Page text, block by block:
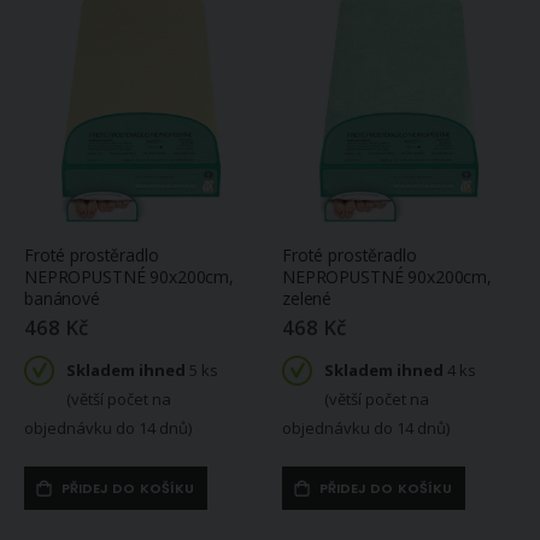
Froté prostěradlo
NEPROPUSTNÉ 90x200cm,
banánové
468 Kč
Skladem ihned 5 ks
(větší počet na
objednávku do 14 dnů)
PŘIDEJ DO KOŠÍKU
Froté prostěradlo
NEPROPUSTNÉ 90x200cm,
zelené
468 Kč
Skladem ihned 4 ks
(větší počet na
objednávku do 14 dnů)
PŘIDEJ DO KOŠÍKU